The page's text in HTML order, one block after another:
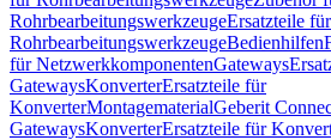
RohrbearbeitungswerkzeugeErsatzteile
RohrbearbeitungswerkzeugeBedienhilfen
für NetzwerkkomponentenGateways
GatewaysKonverterErsatzteile für
KonverterMontagematerialGeberit
GatewaysKonverterErsatzteile für